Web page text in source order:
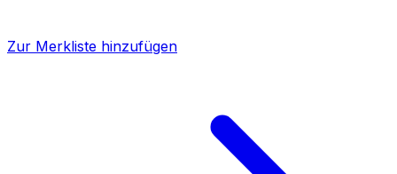
Zur Merkliste hinzufügen